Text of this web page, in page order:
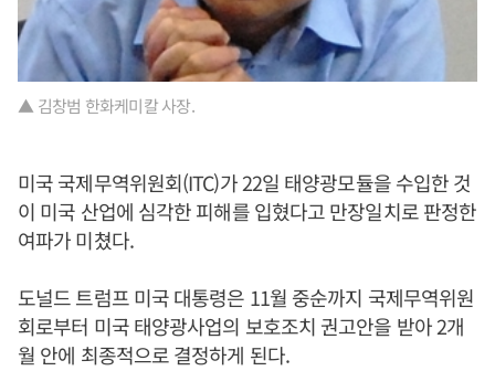
▲ 김창범 한화케미칼 사장.
미국 국제무역위원회(ITC)가 22일 태양광모듈을 수입한 것
이 미국 산업에 심각한 피해를 입혔다고 만장일치로 판정한
여파가 미쳤다.
도널드 트럼프 미국 대통령은 11월 중순까지 국제무역위원
회로부터 미국 태양광사업의 보호조치 권고안을 받아 2개
월 안에 최종적으로 결정하게 된다.